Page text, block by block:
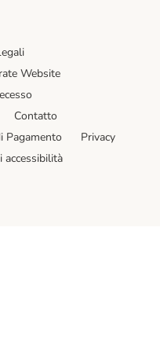
Website
Contatto
Pagamento
Privacy
accessibilità